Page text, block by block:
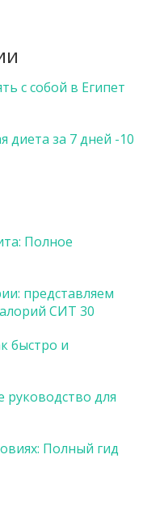
с собой в Египет
диета за 7 дней -10
Полное
представляем
СИТ 30
быстро и
руководство для
Полный гид